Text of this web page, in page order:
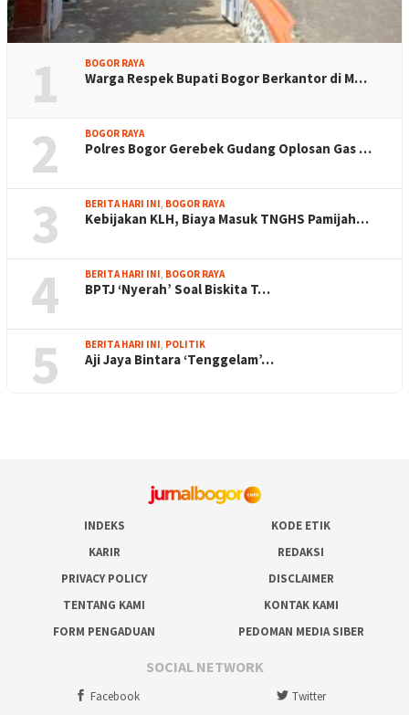
1 BOGOR RAYA
Warga Respek Bupati Bogor Berkantor di M…
2 BOGOR RAYA
Polres Bogor Gerebek Gudang Oplosan Gas …
3 BERITA HARI INI BOGOR RAYA
Kebijakan KLH, Biaya Masuk TNGHS Pamijah…
4 BERITA HARI INI BOGOR RAYA
BPTJ ‘Nyerah’ Soal Biskita T…
5 BERITA HARI INI POLITIK
Aji Jaya Bintara ‘Tenggelam’…
INDEKS
KODE ETIK
KARIR
REDAKSI
PRIVACY POLICY
DISCLAIMER
TENTANG KAMI
KONTAK KAMI
FORM PENGADUAN
PEDOMAN MEDIA SIBER
SOCIAL NETWORK
Facebook Twitter